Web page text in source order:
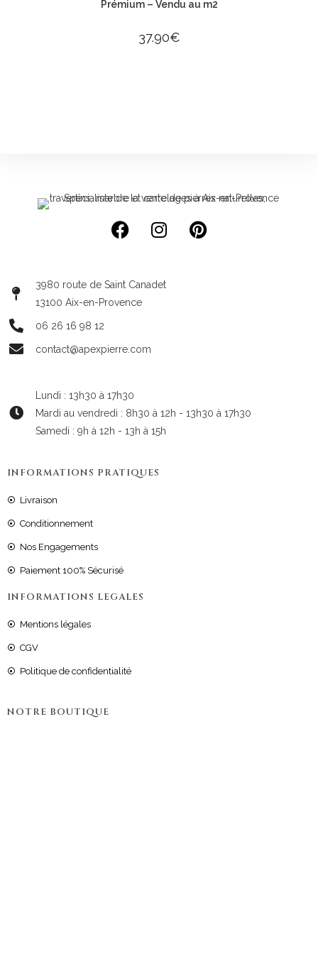
Prémium – Vendu au m2
37.90€
3980 route de Saint Canadet
13100 Aix-en-Provence
06 26 16 98 12
contact@apexpierre.com
Lundi : 13h30 à 17h30
Mardi au vendredi : 8h30 à 12h - 13h30 à 17h30
Samedi : 9h à 12h - 13h à 15h
INFORMATIONS PRATIQUES
Livraison
Conditionnement
Nos Engagements
Paiement 100% Sécurisé
INFORMATIONS LEGALES
Mentions légales
CGV
Politique de confidentialité
NOTRE BOUTIQUE